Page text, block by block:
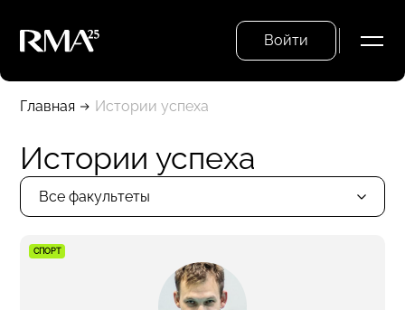
Войти
Главная Истории успеха
Истории успеха
Все факультеты
СПОРТ